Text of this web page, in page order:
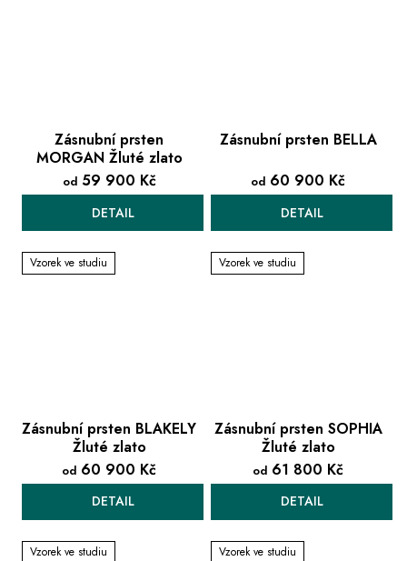
Zásnubní prsten
MORGAN Žluté zlato
od59 900 Kč
DETAIL
Zásnubní prsten BELLA
od 60 900 Kč
DETAIL
Vzorek ve studiu
Zásnubní prsten BLAKELY
Žluté zlato
od 60 900 Kč
DETAIL
Vzorek ve studiu
Zásnubní prsten SOPHIA
Žluté zlato
od 61 800 Kč
DETAIL
Vzorek ve studiu Vzorek ve studiu